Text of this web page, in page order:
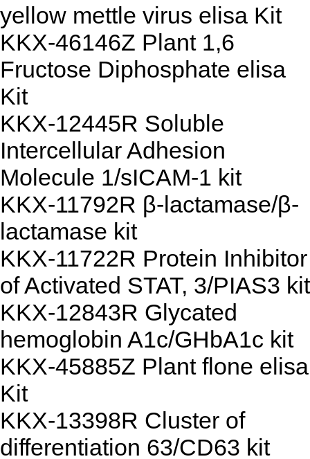
yellow mettle virus elisa Kit
KKX-46146Z Plant 1,6
Fructose Diphosphate elisa
Kit
KKX-12445R Soluble
Intercellular Adhesion
Molecule 1/sICAM-1 kit
KKX-11792R β-lactamase/β-
lactamase kit
KKX-11722R Protein Inhibitor
of Activated STAT, 3/PIAS3 kit
KKX-12843R Glycated
hemoglobin A1c/GHbA1c kit
KKX-45885Z Plant flone elisa
Kit
KKX-13398R Cluster of
differentiation 63/CD63 kit